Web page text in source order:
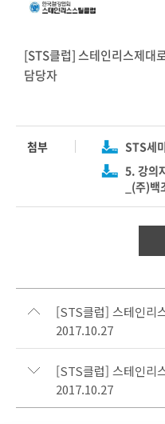
[STS클럽] 스테인리스제대
담당자
첨부 STS세
5. 강의
_(주)
2017.10.27
2017.10.27